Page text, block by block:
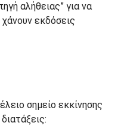
αλήθειας” για να
εκδόσεις
σημείο εκκίνησης